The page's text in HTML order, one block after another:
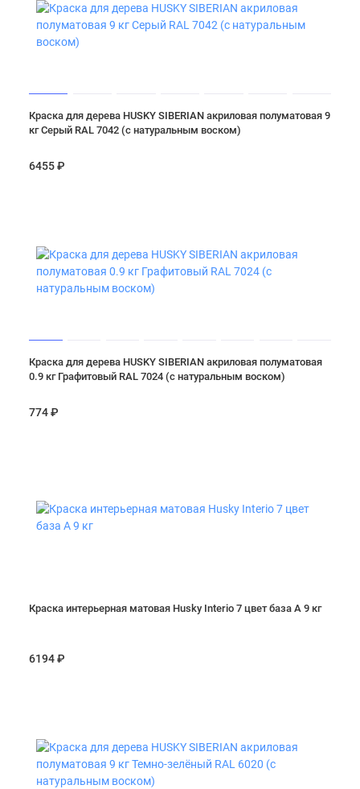
Краска для дерева HUSKY SIBERIAN акриловая полуматовая 9
кг Серый RAL 7042 (с натуральным воском)
6455 ₽
Краска для дерева HUSKY SIBERIAN акриловая полуматовая
0.9 кг Графитовый RAL 7024 (с натуральным воском)
774 ₽
Краска интерьерная матовая Husky Interio 7 цвет база А 9 кг
6194 ₽